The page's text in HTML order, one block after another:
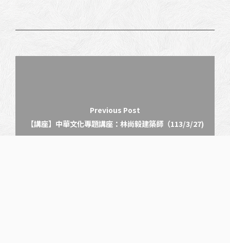
Previous Post
【講座】中華文化專題講座：林尚毅建築師（113/3/27)